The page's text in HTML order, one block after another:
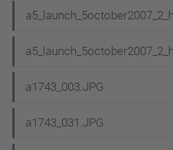
a1743_003.JPG
a1743_031.JPG